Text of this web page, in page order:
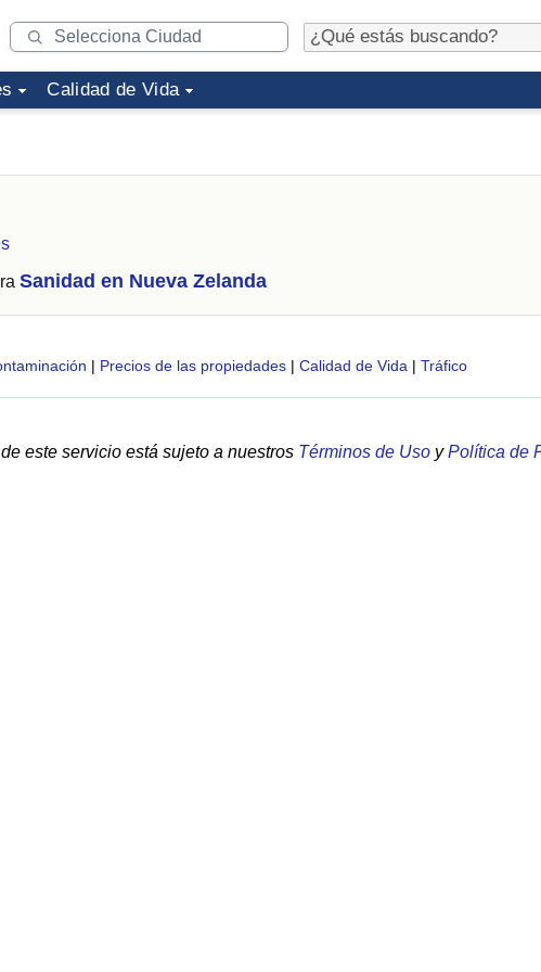
Calidad de Vida
Sanidad en Nueva Zelanda
| Precios de las propiedades | Calidad de Vida | Tráfico
este servicio está sujeto a nuestros Términos de Uso yPolítica de